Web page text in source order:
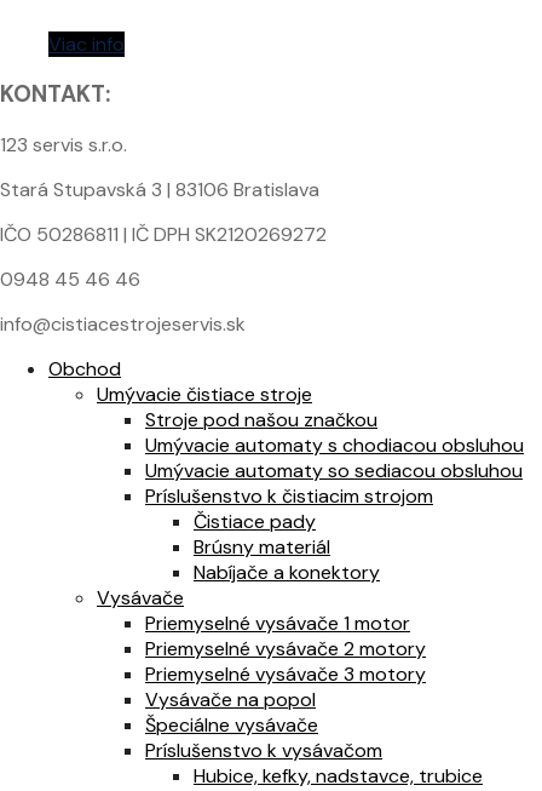
Viac info
KONTAKT:
123 servis s.r.o.
Stará Stupavská 3 | 83106 Bratislava
IČO 50286811 | IČ DPH SK2120269272
0948 45 46 46
info@cistiacestrojeservis.sk
Obchod
Umývacie čistiace stroje
Stroje pod našou značkou
Umývacie automaty s chodiacou obsluhou
Umývacie automaty so sediacou obsluhou
Príslušenstvo k čistiacim strojom
Čistiace pady
Brúsny materiál
Nabíjače a konektory
Vysávače
Priemyselné vysávače 1 motor
Priemyselné vysávače 2 motory
Priemyselné vysávače 3 motory
Vysávače na popol
Špeciálne vysávače
Príslušenstvo k vysávačom
Hubice, kefky, nadstavce, trubice